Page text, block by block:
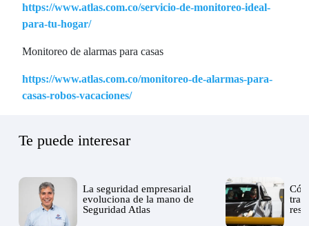
https://www.atlas.com.co/servicio-de-monitoreo-ideal-
para-tu-hogar/
Monitoreo de alarmas para casas
https://www.atlas.com.co/monitoreo-de-alarmas-para-
casas-robos-vacaciones/
Te puede interesar
La seguridad empresarial
evoluciona de la mano de
Seguridad Atlas